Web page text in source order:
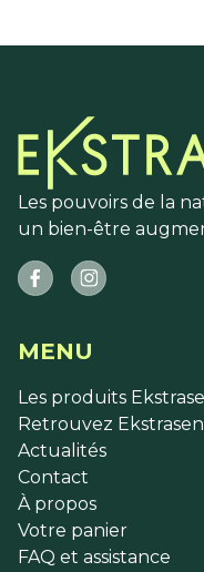
Les pouvoirs de la
un bien-être
MENU
Les produits
Retrouvez
Actualités
Contact
À propos
Votre panier
FAQ et assistance